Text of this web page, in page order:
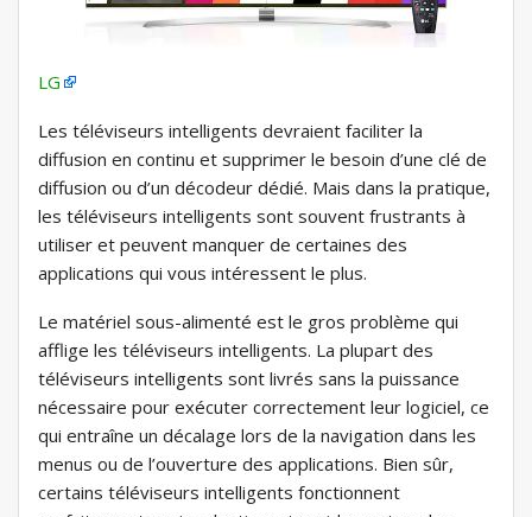
LG
Les téléviseurs intelligents devraient faciliter la
diffusion en continu et supprimer le besoin d’une clé de
diffusion ou d’un décodeur dédié. Mais dans la pratique,
les téléviseurs intelligents sont souvent frustrants à
utiliser et peuvent manquer de certaines des
applications qui vous intéressent le plus.
Le matériel sous-alimenté est le gros problème qui
afflige les téléviseurs intelligents. La plupart des
téléviseurs intelligents sont livrés sans la puissance
nécessaire pour exécuter correctement leur logiciel, ce
qui entraîne un décalage lors de la navigation dans les
menus ou de l’ouverture des applications. Bien sûr,
certains téléviseurs intelligents fonctionnent